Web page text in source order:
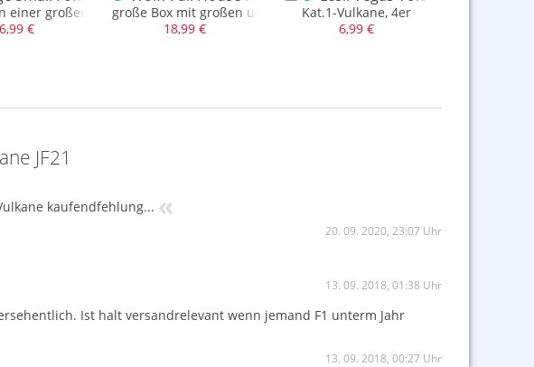
einer großen Schachtel
€
große Box mit großen und kleinen Vulkanen / Fontänen
18,99 €
Kat.1-Vulkane, 4er
6,99 €
JF21
kaufendfehlung... «
20. 09. 2020, 23:07 Uhr
13. 09. 2018, 01:38 Uhr
Ist halt versandrelevant wenn jemand F1 unterm Jahr
13. 09. 2018, 00:27 Uhr